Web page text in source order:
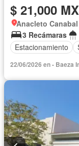
$ 21,000
Anacleto
3 Recámaras
Estacionamiento
22/06/2026 en - Baeza